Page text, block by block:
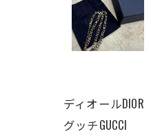
ディオールDIOR
グッチGUCCI